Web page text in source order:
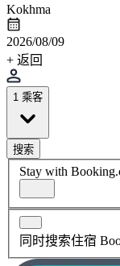
Kokhma
2026/08/09
+ 返回
1 乘客
搜索
Stay with
同时搜索住宿